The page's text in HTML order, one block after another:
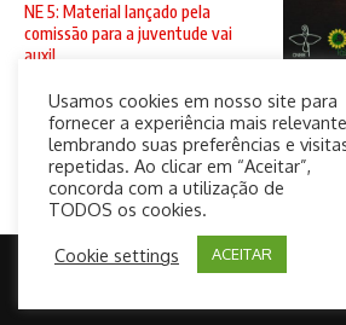
NE 5: Material lançado pela
comissão para a juventude vai
auxil ...
CNBB
4 de
Copyright © 2026 CatolicaConect |
Usamos cookies em nosso site para
fornecer a experiência mais
lembrando suas preferências e
repetidas. Ao clicar em “Aceitar”,
concorda com a utilização de
TODOS os cookies.
Cookie settings ACEITAR